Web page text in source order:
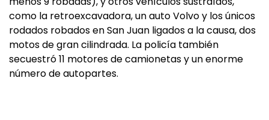
como la retroexcavadora, un auto Volvo y los únicos
rodados robados en San Juan ligados a la causa, dos
motos de gran cilindrada. La policía también
secuestró 11 motores de camionetas y un enorme
número de autopartes.